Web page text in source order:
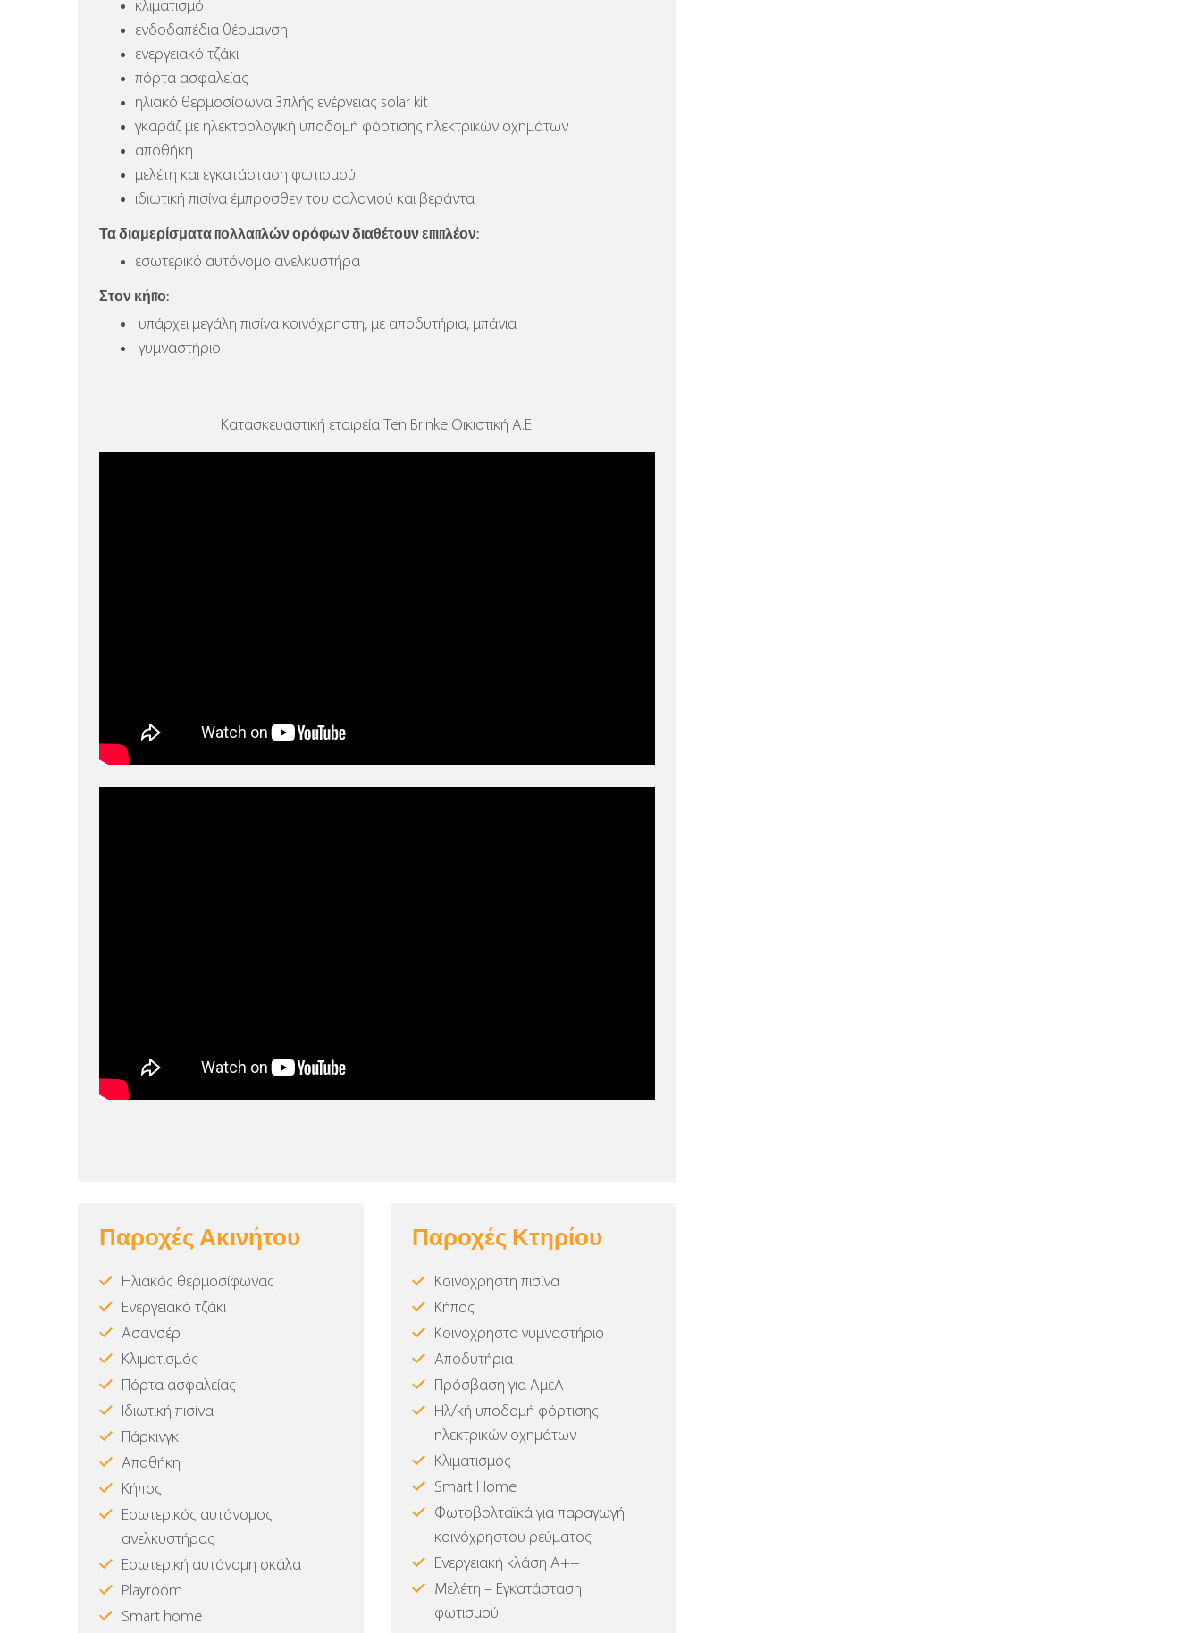
κλιματισμό
ενδοδαπέδια θέρμανση
ενεργειακό τζάκι
πόρτα ασφαλείας
ηλιακό θερμοσίφωνα 3πλής ενέργειας solar kit
γκαράζ με ηλεκτρολογική υποδομή φόρτισης ηλεκτρικών οχημάτων
αποθήκη
μελέτη και εγκατάσταση φωτισμού
ιδιωτική πισίνα έμπροσθεν του σαλονιού και βεράντα
Τα διαμερίσματα πολλαπλών ορόφων διαθέτουν επιπλέον:
εσωτερικό αυτόνομο ανελκυστήρα
Στον κήπο:
υπάρχει μεγάλη πισίνα κοινόχρηστη, με αποδυτήρια, μπάνια
γυμναστήριο
Κατασκευαστική εταιρεία Ten Brinke Οικιστική Α.Ε.
Παροχές Ακινήτου
Ηλιακός θερμοσίφωνας
Ενεργειακό τζάκι
Ασανσέρ
Κλιματισμός
Πόρτα ασφαλείας
Ιδιωτική πισίνα
Πάρκινγκ
Αποθήκη
Κήπος
Εσωτερικός αυτόνομος
ανελκυστήρας
Εσωτερική αυτόνομη σκάλα
Playroom
Smart home
Παροχές Κτηρίου
Κοινόχρηστη πισίνα
Κήπος
Κοινόχρηστο γυμναστήριο
Αποδυτήρια
Πρόσβαση για ΑμεΑ
Ηλ/κή υποδομή φόρτισης
ηλεκτρικών οχημάτων
Κλιματισμός
Smart Home
Φωτοβολταϊκά για παραγωγή
κοινόχρηστου ρεύματος
Ενεργειακή κλάση Α++
Μελέτη – Εγκατάσταση
φωτισμού